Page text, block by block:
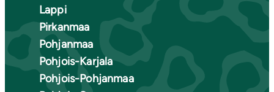
Lappi
Pirkanmaa
Pohjanmaa
Pohjois-Karjala
Pohjois-Pohjanmaa